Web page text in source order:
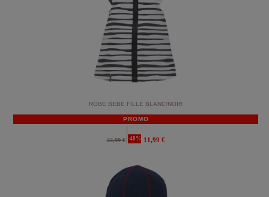
ROBE BEBE FILLE BLANC/NOIR
PROMO
22,99 € -48% 11,99 €